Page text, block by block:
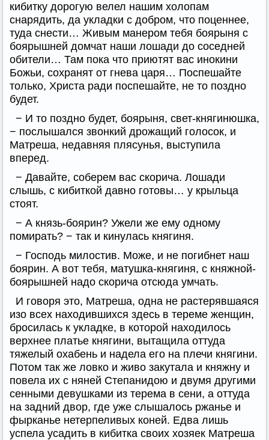
кибитку дорогую велел нашим холопам
снарядить, да укладки с добром, что поценнее,
туда снести… Живым манером тебя боярыня с
боярышней домчат наши лошади до соседней
обители… Там пока что приютят вас инокини
Божьи, сохранят от гнева царя… Поспешайте
только, Христа ради поспешайте, не то поздно
будет.
− И то поздно будет, боярыня, свет-княгинюшка,
− послышался звонкий дрожащий голосок, и
Матреша, недавняя плясунья, выступила
вперед.
− Давайте, соберем вас скорича. Лошади
слышь, с кибиткой давно готовы… у крыльца
стоят.
− А князь-боярин? Ужели же ему одному
помирать? − так и кинулась княгиня.
− Господь милостив. Може, и не погибнет наш
боярин. А вот тебя, матушка-княгиня, с княжной-
боярышней надо скорича отсюда умчать.
И говоря это, Матреша, одна не растерявшаяся
изо всех находившихся здесь в тереме женщин,
бросилась к укладке, в которой находилось
верхнее платье княгини, вытащила оттуда
тяжелый охабень и надела его на плечи княгини.
Потом так же ловко и живо закутала и княжну и
повела их с няней Степанидою и двумя другими
сенными девушками из терема в сени, а оттуда
на задний двор, где уже слышалось ржанье и
фырканье нетерпеливых коней. Едва лишь
успела усадить в кибитка своих хозяек Матреша